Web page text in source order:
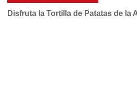
Disfruta la Tortilla de Patatas de la